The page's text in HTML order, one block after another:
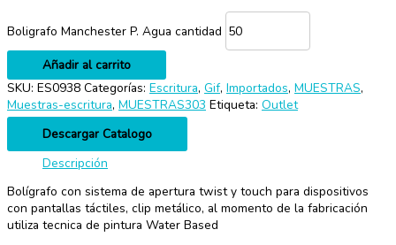
Boligrafo Manchester P. Agua cantidad
Añadir al carrito
SKU: ES0938 Categorías: Escritura, Gif, Importados, MUESTRAS,
Muestras-escritura, MUESTRAS303 Etiqueta: Outlet
Descargar Catalogo
Descripción
Bolígrafo con sistema de apertura twist y touch para dispositivos
con pantallas táctiles, clip metálico, al momento de la fabricación
utiliza tecnica de pintura Water Based